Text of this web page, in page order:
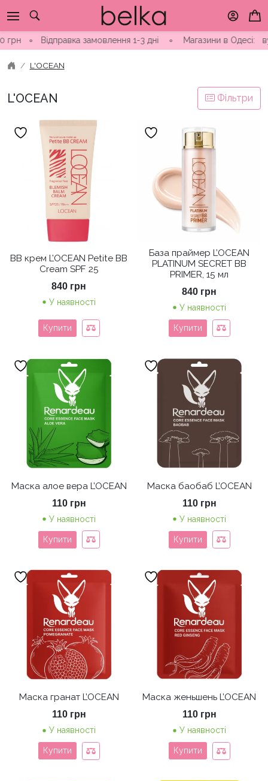
to
content
Відправка замовлення 1-3 дні ∘ Магазини в Одесі: вул.
L'OCEAN
L'OCEAN Фільтри
BB крем L’OCEAN Petite BB
Cream SPF 25
840 грн
У наявності
Купити
База праймер L’OCEAN
PLATINUM SECRET BB
PRIMER, 15 мл
840 грн
У наявності
Купити
Маска алое вера L’OCEAN
110 грн
У наявності
Купити
Маска баобаб L’OCEAN
110 грн
У наявності
Купити
Маска гранат L’OCEAN
110 грн
У наявності
Купити
Маска женьшень L’OCEAN
110 грн
У наявності
Купити